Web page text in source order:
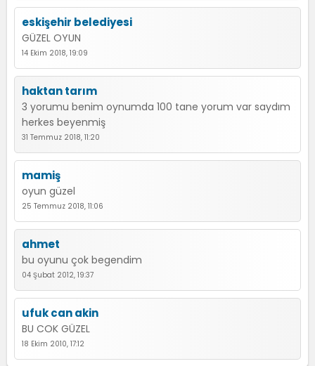
eskişehir belediyesi
GÜZEL OYUN
14 Ekim 2018, 19:09
haktan tarım
3 yorumu benim oynumda 100 tane yorum var saydım
herkes beyenmiş
31 Temmuz 2018, 11:20
mamiş
oyun güzel
25 Temmuz 2018, 11:06
ahmet
bu oyunu çok begendim
04 Şubat 2012, 19:37
ufuk can akin
BU COK GÜZEL
18 Ekim 2010, 17:12